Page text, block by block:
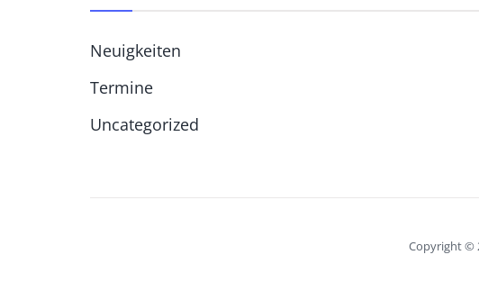
Neuigkeiten
Termine
Uncategorized
Copyright ©